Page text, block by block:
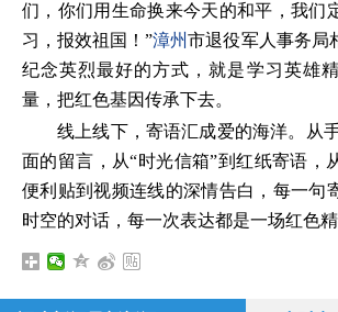
们，你们用生命换来今天的和平，我们
习，报效祖国！”漳州市退役军人事务局
纪念英烈最好的方式，就是学习英雄
量，把红色基因传承下去。
线上线下，寄语汇成爱的海洋。从
面的留言，从“时光信箱”到红纸寄语，
便利贴到视频连线的深情告白，每一句
时空的对话，每一次表达都是一场红色